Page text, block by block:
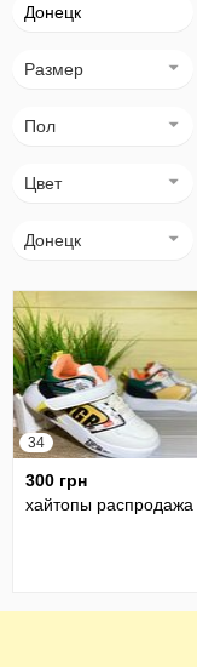
Донецк
Размер
Пол
Цвет
Донецк
34
300 грн
хайтопы распродажа